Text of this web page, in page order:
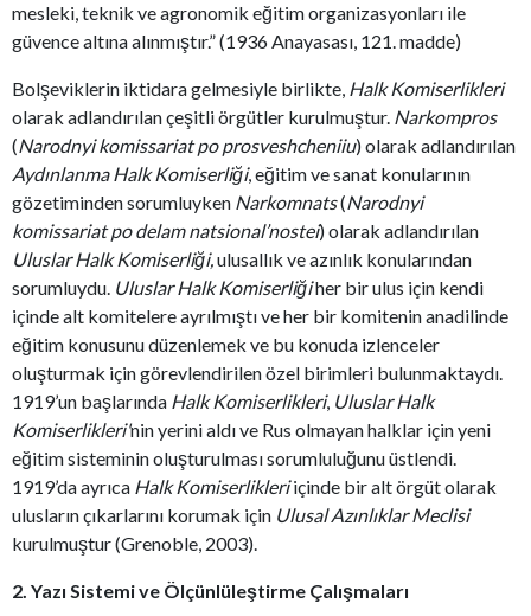
mesleki, teknik ve agronomik eğitim organizasyonları ile
güvence altına alınmıştır.” (1936 Anayasası, 121. madde)
Bolşeviklerin iktidara gelmesiyle birlikte, Halk Komiserlikleri
olarak adlandırılan çeşitli örgütler kurulmuştur. Narkompros
(Narodnyi komissariat po prosveshcheniiu) olarak adlandırılan
Aydınlanma Halk Komiserliği, eğitim ve sanat konularının
gözetiminden sorumluyken Narkomnats(Narodnyi
komissariat po delam natsional’nostei) olarak adlandırılan
Uluslar Halk Komiserliği,ulusallık ve azınlık konularından
sorumluydu. Uluslar Halk Komiserliğiher bir ulus için kendi
içinde alt komitelere ayrılmıştı ve her bir komitenin anadilinde
eğitim konusunu düzenlemek ve bu konuda izlenceler
oluşturmak için görevlendirilen özel birimleri bulunmaktaydı.
1919’un başlarında Halk Komiserlikleri, Uluslar Halk
Komiserlikleri'nin yerini aldı ve Rus olmayan halklar için yeni
eğitim sisteminin oluşturulması sorumluluğunu üstlendi.
1919’da ayrıca Halk Komiserlikleriiçinde bir alt örgüt olarak
ulusların çıkarlarını korumak için Ulusal Azınlıklar Meclisi
kurulmuştur (Grenoble, 2003).
2. Yazı Sistemi ve Ölçünlüleştirme Çalışmaları